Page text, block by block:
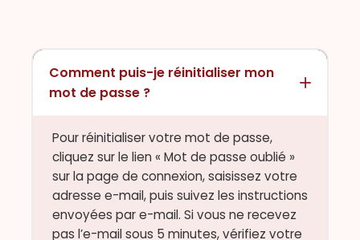
Comment puis-je réinitialiser mon
mot de passe ?
Pour réinitialiser votre mot de passe,
cliquez sur le lien « Mot de passe oublié »
sur la page de connexion, saisissez votre
adresse e-mail, puis suivez les instructions
envoyées par e-mail. Si vous ne recevez
pas l’e-mail sous 5 minutes, vérifiez votre